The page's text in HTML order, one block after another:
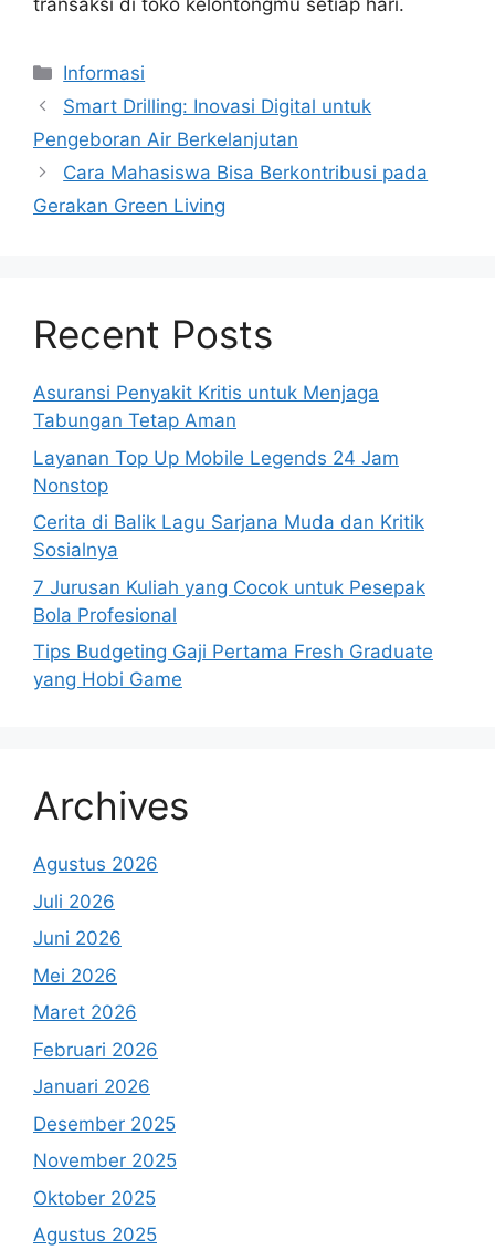
transaksi di toko kelontongmu setiap hari.
Kategori
Informasi
Smart Drilling: Inovasi Digital untuk
Pengeboran Air Berkelanjutan
Cara Mahasiswa Bisa Berkontribusi pada
Gerakan Green Living
Recent Posts
Asuransi Penyakit Kritis untuk Menjaga
Tabungan Tetap Aman
Layanan Top Up Mobile Legends 24 Jam
Nonstop
Cerita di Balik Lagu Sarjana Muda dan Kritik
Sosialnya
7 Jurusan Kuliah yang Cocok untuk Pesepak
Bola Profesional
Tips Budgeting Gaji Pertama Fresh Graduate
yang Hobi Game
Archives
Agustus 2026
Juli 2026
Juni 2026
Mei 2026
Maret 2026
Februari 2026
Januari 2026
Desember 2025
November 2025
Oktober 2025
Agustus 2025